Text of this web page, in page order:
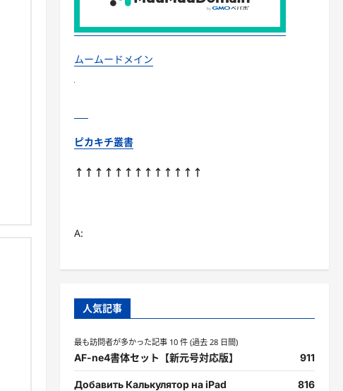
ムームードメイン
ピカキチ叢書
↑↑↑↑↑↑↑↑↑↑↑↑↑
A:
人気記事
最も訪問者が多かった記事 10 件 (過去 28 日間)
AF-ne4書体セット【新元号対応版】 911
Добавить Калькулятор на iPad 816